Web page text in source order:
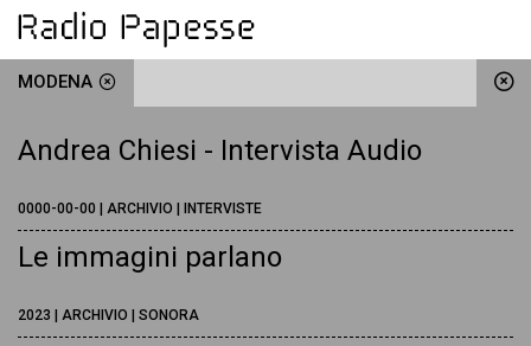
MODENA
Andrea Chiesi - Intervista Audio
0000-00-00 | ARCHIVIO | INTERVISTE
Le immagini parlano
2023 | ARCHIVIO | SONORA